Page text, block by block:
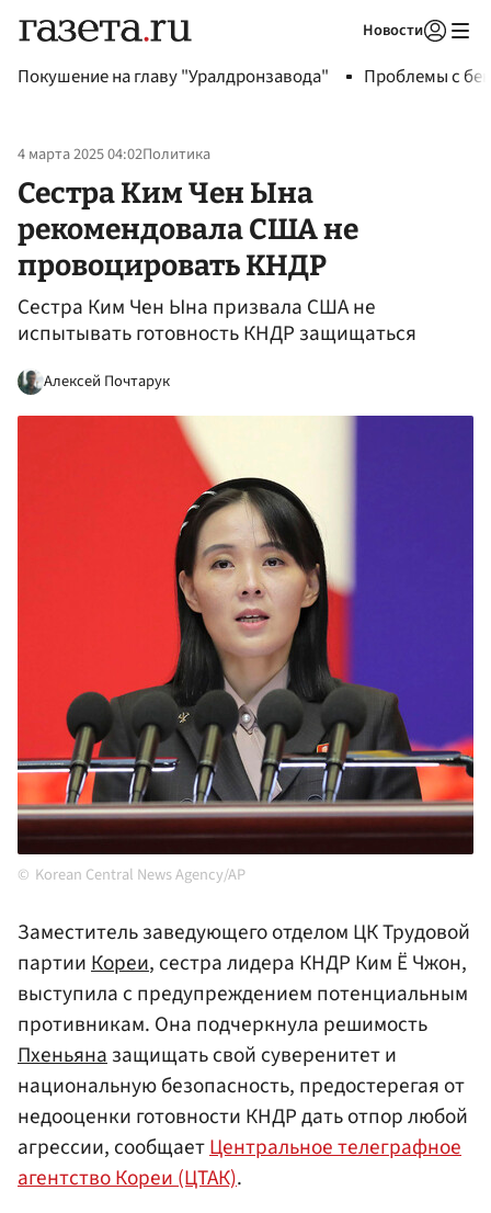
Новости
Покушение на главу "Уралдронзавода" Проблемы с
4 марта 2025 04:02Политика
Сестра Ким Чен Ына
рекомендовала США не
провоцировать КНДР
Сестра Ким Чен Ына призвала США не
испытывать готовность КНДР защищаться
Алексей Почтарук
Korean Central News Agency/AP
Заместитель заведующего отделом ЦК Трудовой
партииКореи, сестра лидера КНДР Ким Ё Чжон,
выступила с предупреждением потенциальным
противникам. Она подчеркнула решимость
Пхеньяназащищать свой суверенитет и
национальную безопасность, предостерегая от
недооценки готовности КНДР дать отпор любой
агрессии, сообщаетЦентральное телеграфное
агентство Кореи (ЦТАК).